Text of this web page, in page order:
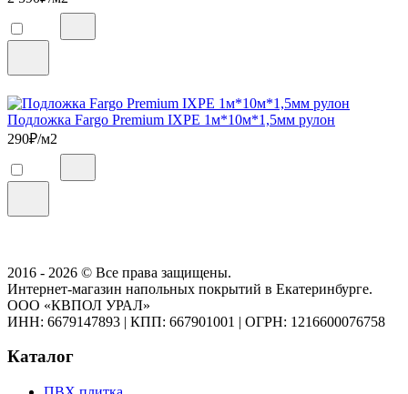
Подложка Fargo Premium IXPE 1м*10м*1,5мм рулон
290₽/м2
2016 - 2026 © Все права защищены.
Интернет-магазин напольных покрытий в Екатеринбурге.
ООО «КВПОЛ УРАЛ»
ИНН: 6679147893 | КПП: 667901001 | ОГРН: 1216600076758
Каталог